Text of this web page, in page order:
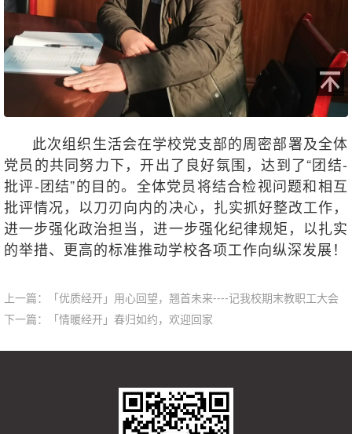
此次组织生活会在学校党支部的周密部署及全体
党员的共同努力下，开出了良好氛围，达到了“团结-
批评-团结”的目的。全体党员将结合检视问题和相互
批评情况，以刀刃向内的决心，扎实抓好整改工作，
进一步强化政治担当，进一步强化纪律规矩，以扎实
的举措、更高的标准推动学校各项工作向纵深发展！
上一篇：
「优质经开」用心回望，翘首未来----记我校期末教职工大会
下一篇：
「情暖经开」春归如约，欢迎回家